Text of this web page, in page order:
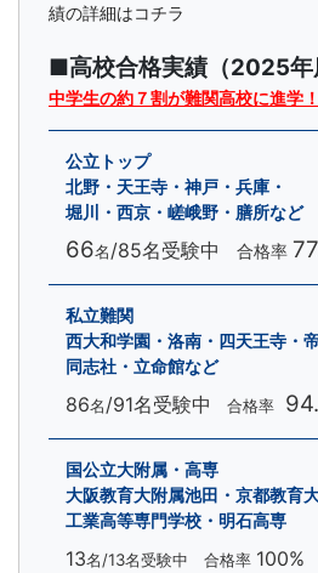
績の詳細はコチラ
■高校合格実績（2025年
中学生の約７割が難関高校に進学！
公立トップ
北野・天王寺・神戸・兵庫・
堀川・西京・嵯峨野・膳所など
66名/85名受験中 合格率
私立難関
西大和学園・洛南・四天王寺・
同志社・立命館など
86名/91名受験中 合格率
国公立大附属・高専
大阪教育大附属池田・京都教育
工業高等専門学校・明石高専
13名/13名受験中 合格率 100%